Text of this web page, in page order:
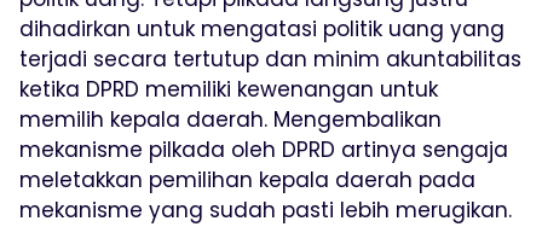
dihadirkan untuk mengatasi politik uang yang
terjadi secara tertutup dan minim akuntabilitas
ketika DPRD memiliki kewenangan untuk
memilih kepala daerah. Mengembalikan
mekanisme pilkada oleh DPRD artinya sengaja
meletakkan pemilihan kepala daerah pada
mekanisme yang sudah pasti lebih merugikan.